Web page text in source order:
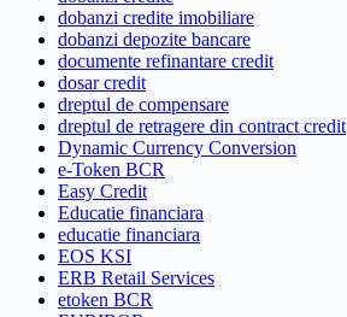
dobanzi credite imobiliare
dobanzi depozite bancare
documente refinantare credit
dosar credit
dreptul de compensare
dreptul de retragere din contract credit
Dynamic Currency Conversion
e-Token BCR
Easy Credit
Educatie financiara
educatie financiara
EOS KSI
ERB Retail Services
etoken BCR